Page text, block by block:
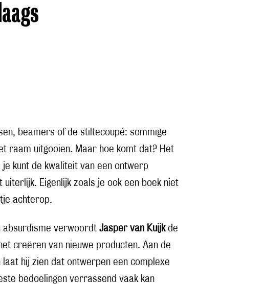
beamers of de stiltecoupé: sommige
raam uitgooien. Maar hoe komt dat? Het
kunt de kwaliteit van een ontwerp
Eigenlijk zoals je ook een boek niet
achterop.
absurdisme verwoordtJasper van Kuijkde
creëren van nieuwe producten. Aan de
hij zien dat ontwerpen een complexe
bedoelingen verrassend vaak kan